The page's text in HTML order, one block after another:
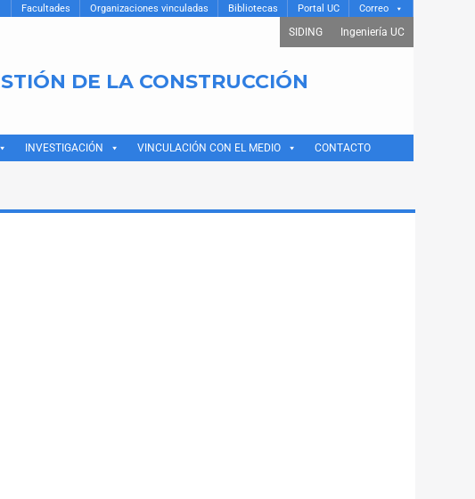
Facultades Organizaciones vinculadas Bibliotecas Portal UC Correo
SIDING Ingeniería UC
DE LA CONSTRUCCIÓN
INVESTIGACIÓN VINCULACIÓN CON EL MEDIO CONTACTO